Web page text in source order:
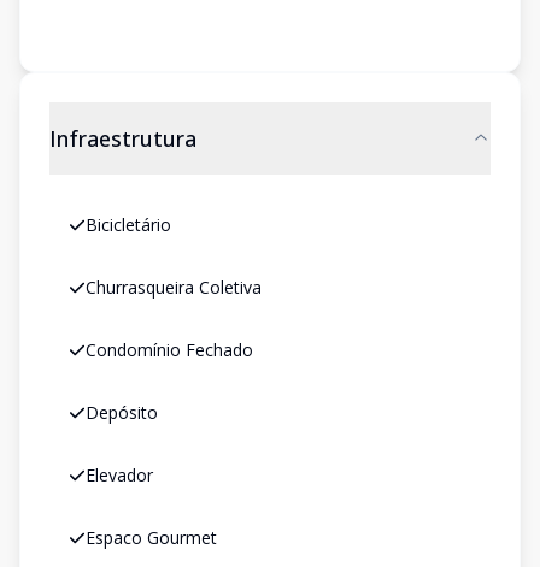
Infraestrutura
Bicicletário
Churrasqueira Coletiva
Condomínio Fechado
Depósito
Elevador
Espaco Gourmet